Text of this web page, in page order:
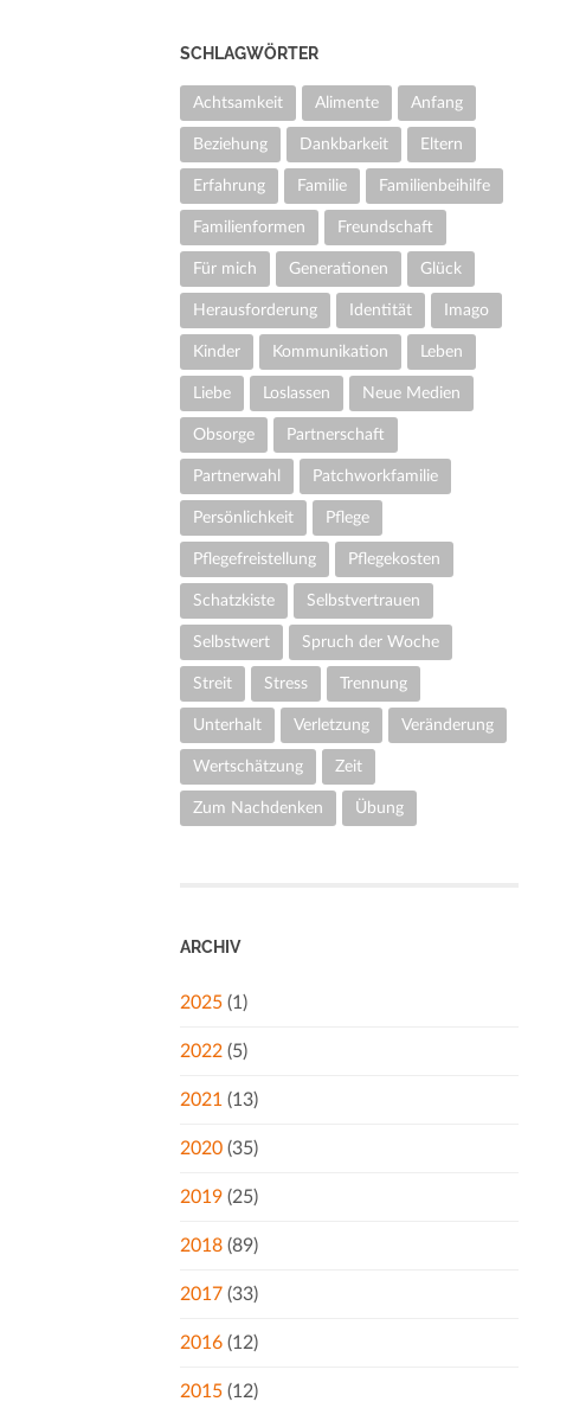
SCHLAGWÖRTER
Achtsamkeit Alimente Anfang
Beziehung Dankbarkeit Eltern
Erfahrung Familie Familienbeihilfe
Familienformen Freundschaft
Für mich Generationen Glück
Herausforderung Identität Imago
Kinder Kommunikation Leben
Liebe Loslassen Neue Medien
Obsorge Partnerschaft
Partnerwahl Patchworkfamilie
Persönlichkeit Pflege
Pflegefreistellung Pflegekosten
Schatzkiste Selbstvertrauen
Selbstwert Spruch der Woche
Streit Stress Trennung
Unterhalt Verletzung Veränderung
Wertschätzung Zeit
Zum Nachdenken Übung
ARCHIV
2025 (1)
2022 (5)
2021 (13)
2020 (35)
2019 (25)
2018 (89)
2017 (33)
2016 (12)
2015 (12)